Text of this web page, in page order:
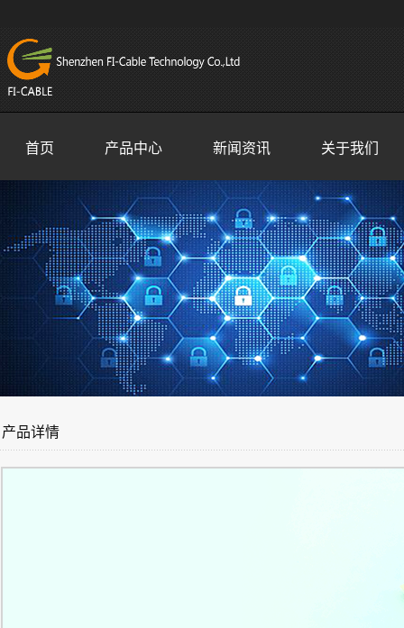
首页 产品中心 新闻资讯 关于我们
产品详情